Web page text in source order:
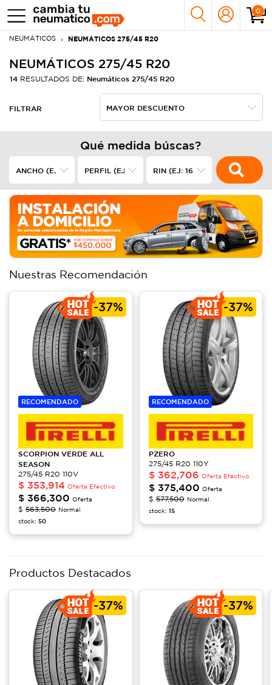
0
NEUMÁTICOS NEUMÁTICOS 275/45 R20
NEUMÁTICOS 275/45 R20
14 RESULTADOS DE: Neumáticos 275/45 R20
FILTRAR
Qué medida búscas?
Nuestras Recomendación
-37%
RECOMENDADO
SCORPION VERDE ALL
SEASON
275/45 R20 110V
$ 353,914 Oferta Efectivo
$ 366,300 Oferta
$ 563,500 Normal
stock: 50
-37%
RECOMENDADO
PZERO
275/45 R20 110Y
$ 362,706 Oferta Efectivo
$ 375,400 Oferta
$577,500 Normal
stock: 15
Productos Destacados
-37% -37%